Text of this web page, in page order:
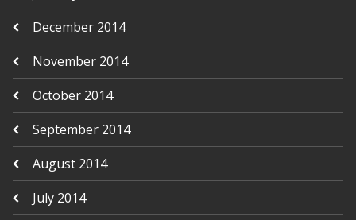
December 2014
November 2014
October 2014
September 2014
August 2014
July 2014